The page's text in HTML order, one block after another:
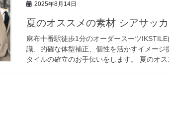
2025年8月14日
夏のオススメの素材 シアサッ
麻布十番駅徒歩1分のオーダースーツ
識、的確な体型補正、個性を活かすイメー
タイルの確立のお手伝いをします。 夏のオ